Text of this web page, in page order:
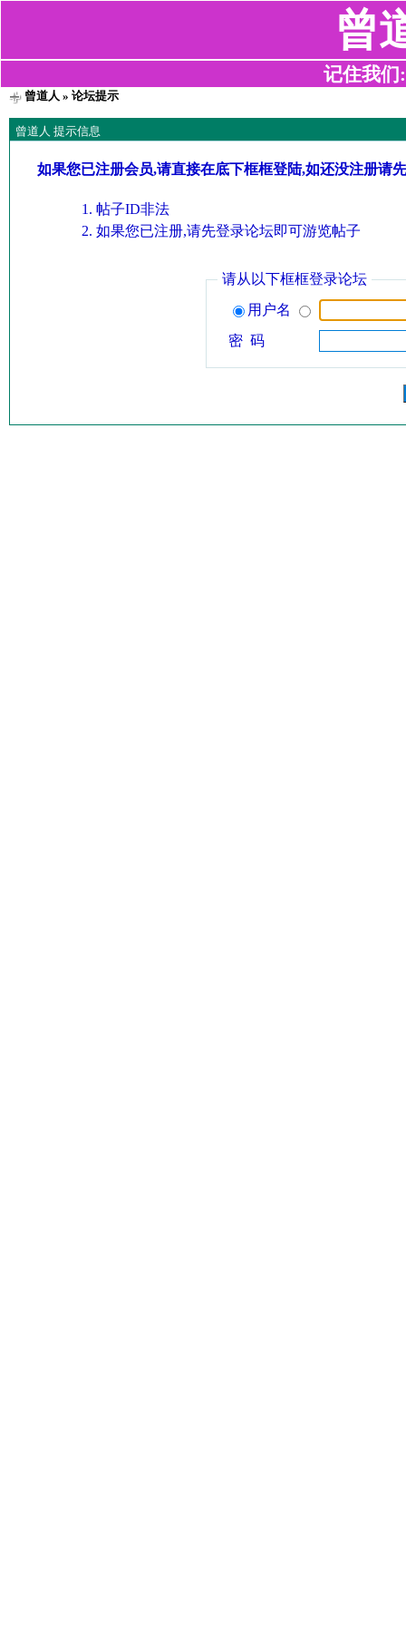
曾
记住我们
曾道人 » 论坛提示
曾道人 提示信息
如果您已注册会员,请直接在底下框框登陆,如还没注册请
帖子ID非法
如果您已注册,请先登录论坛即可游览帖子
请从以下框框登录论坛
用户名
密 码